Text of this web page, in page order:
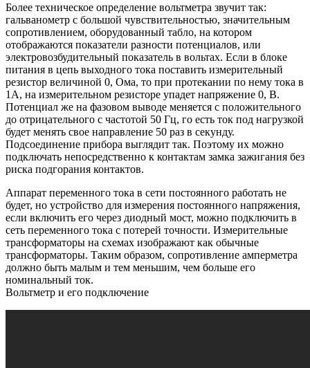
Более техническое определение вольтметра звучит так:
гальванометр с большой чувствительностью, значительным
сопротивлением, оборудованный табло, на котором
отображаются показатели разности потенциалов, или
электровозбудительный показатель в вольтах. Если в блоке
питания в цепь выходного тока поставить измерительный
резистор величиной 0, Ома, то при протекании по нему тока в
1А, на измерительном резисторе упадет напряжение 0, В.
Потенциал же на фазовом выводе меняется с положительного
до отрицательного с частотой 50 Гц, го есть ток под нагрузкой
будет менять свое направление 50 раз в секунду.
Подсоединение прибора выглядит так. Поэтому их можно
подключать непосредственно к контактам замка зажигания без
риска подгорания контактов.
Аппарат переменного тока в сети постоянного работать не
будет, но устройство для измерения постоянного напряжения,
если включить его через диодный мост, можно подключить в
сеть переменного тока с потерей точности. Измерительные
трансформаторы на схемах изображают как обычные
трансформаторы. Таким образом, сопротивление амперметра
должно быть малым и тем меньшим, чем больше его
номинальный ток.
Вольтметр и его подключение